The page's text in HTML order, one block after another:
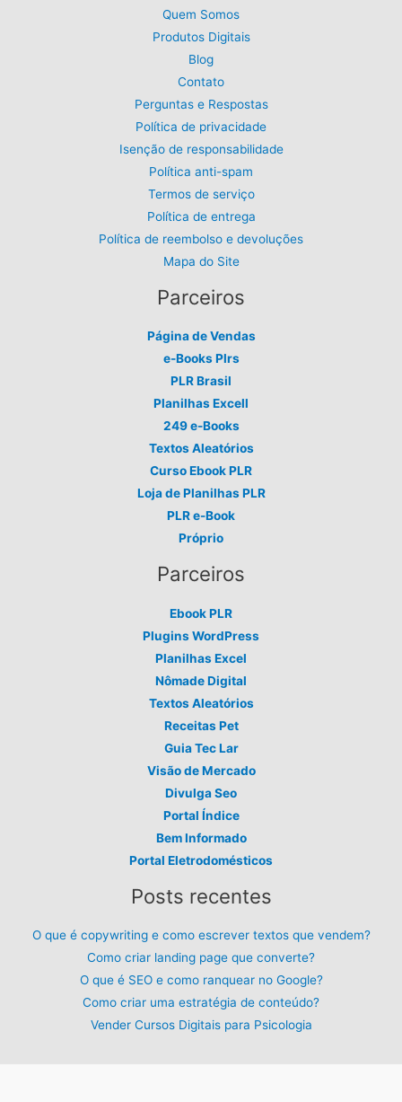
Quem Somos
Produtos Digitais
Blog
Contato
Perguntas e Respostas
Política de privacidade
Isenção de responsabilidade
Política anti-spam
Termos de serviço
Política de entrega
Política de reembolso e devoluções
Mapa do Site
Parceiros
Página de Vendas
e-Books Plrs
PLR Brasil
Planilhas Excell
249 e-Books
Textos Aleatórios
Curso Ebook PLR
Loja de Planilhas PLR
PLR e-Book
Próprio
Parceiros
Ebook PLR
Plugins WordPress
Planilhas Excel
Nômade Digital
Textos Aleatórios
Receitas Pet
Guia Tec Lar
Visão de Mercado
Divulga Seo
Portal Índice
Bem Informado
Portal Eletrodomésticos
Posts recentes
O que é copywriting e como escrever textos que vendem?
Como criar landing page que converte?
O que é SEO e como ranquear no Google?
Como criar uma estratégia de conteúdo?
Vender Cursos Digitais para Psicologia